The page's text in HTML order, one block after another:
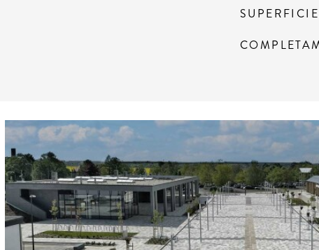
SUPERFICIE